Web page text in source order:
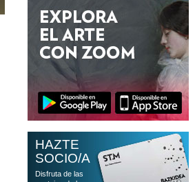
HAZTE
SOCIO/A
Disfruta de las